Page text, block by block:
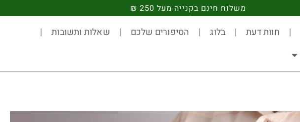
משלוח חינם בקנייה מעל 250 ₪
חוות דעת בלוג הסיפורים שלכם
שאלות ותשובות